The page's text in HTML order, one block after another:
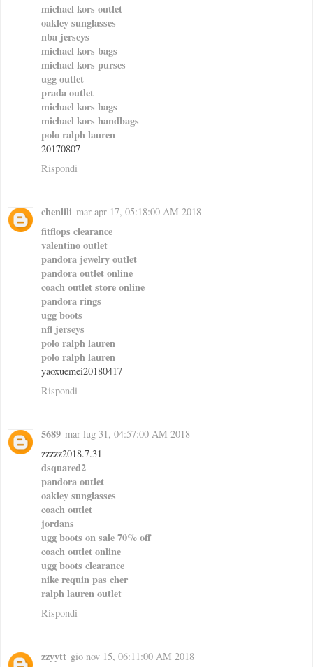
michael kors outlet
oakley sunglasses
nba jerseys
michael kors bags
michael kors purses
ugg outlet
prada outlet
michael kors bags
michael kors handbags
polo ralph lauren
20170807
Rispondi
chenlili mar apr 17, 05:18:00 AM 2018
fitflops clearance
valentino outlet
pandora jewelry outlet
pandora outlet online
coach outlet store online
pandora rings
ugg boots
nfl jerseys
polo ralph lauren
polo ralph lauren
yaoxuemei20180417
Rispondi
5689 mar lug 31, 04:57:00 AM 2018
zzzzz2018.7.31
dsquared2
pandora outlet
oakley sunglasses
coach outlet
jordans
ugg boots on sale 70% off
coach outlet online
ugg boots clearance
nike requin pas cher
ralph lauren outlet
Rispondi
zzyytt gio nov 15, 06:11:00 AM 2018